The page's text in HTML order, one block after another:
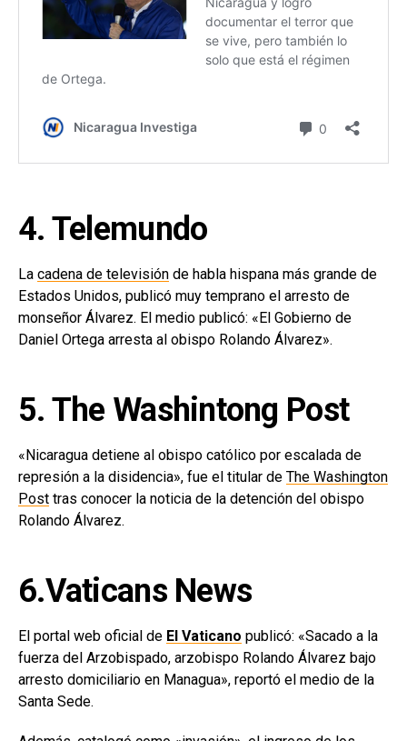
4. Telemundo
La cadena de televisión de habla hispana más grande de
Estados Unidos, publicó muy temprano el arresto de
monseñor Álvarez. El medio publicó: «El Gobierno de
Daniel Ortega arresta al obispo Rolando Álvarez».
5. The Washintong Post
«Nicaragua detiene al obispo católico por escalada de
represión a la disidencia», fue el titular de The Washington
Post tras conocer la noticia de la detención del obispo
Rolando Álvarez.
6.Vaticans News
El portal web oficial de El Vaticano publicó: «Sacado a la
fuerza del Arzobispado, arzobispo Rolando Álvarez bajo
arresto domiciliario en Managua», reportó el medio de la
Santa Sede.